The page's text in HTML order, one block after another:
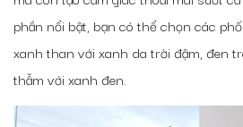
phần nổi bật, bạn có thể chọn các
xanh than với xanh da trời đậm, đen
thẫm với xanh đen.